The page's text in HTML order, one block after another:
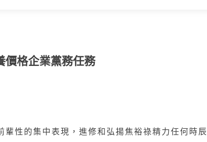
價格企業黨務任務
輩性的集中表現，進修和弘揚焦裕祿精力任何時辰